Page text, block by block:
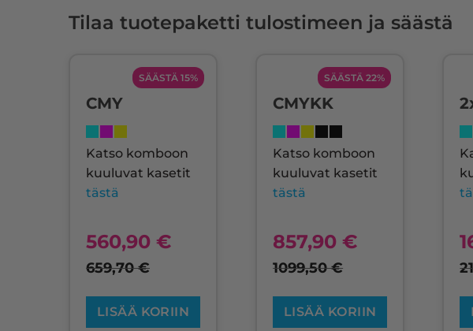
Tilaa tuotepaketti tulostimeen ja säästä
SÄÄSTÄ 15%
CMY
Katso komboon
kuuluvat kasetit
tästä
560,90 €
659,70€
LISÄÄ KORIIN
SÄÄSTÄ 22%
CMYKK
Katso komboon
kuuluvat kasetit
tästä
857,90€
1099,50€
LISÄÄ KORIIN